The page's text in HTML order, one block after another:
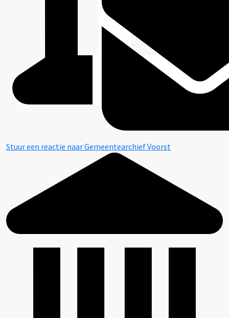
Stuur een reactie naar Gemeentearchief Voorst